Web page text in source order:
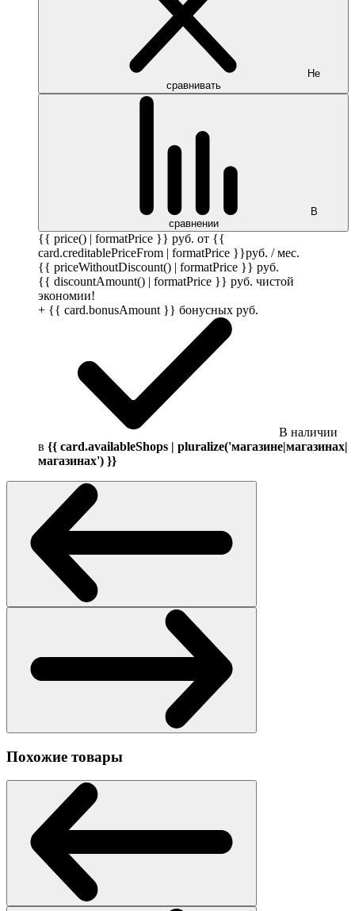
Не
сравнивать
В
сравнении
{{ price() | formatPrice }} руб. от {{
card.creditablePriceFrom | formatPrice }}руб. / мес.
{{ priceWithoutDiscount() | formatPrice }} руб.
{{ discountAmount() | formatPrice }} руб. чистой
экономии!
+ {{ card.bonusAmount }} бонусных руб.
В наличии
в {{ card.availableShops | pluralize('магазине|магазинах|
магазинах') }}
Похожие товары